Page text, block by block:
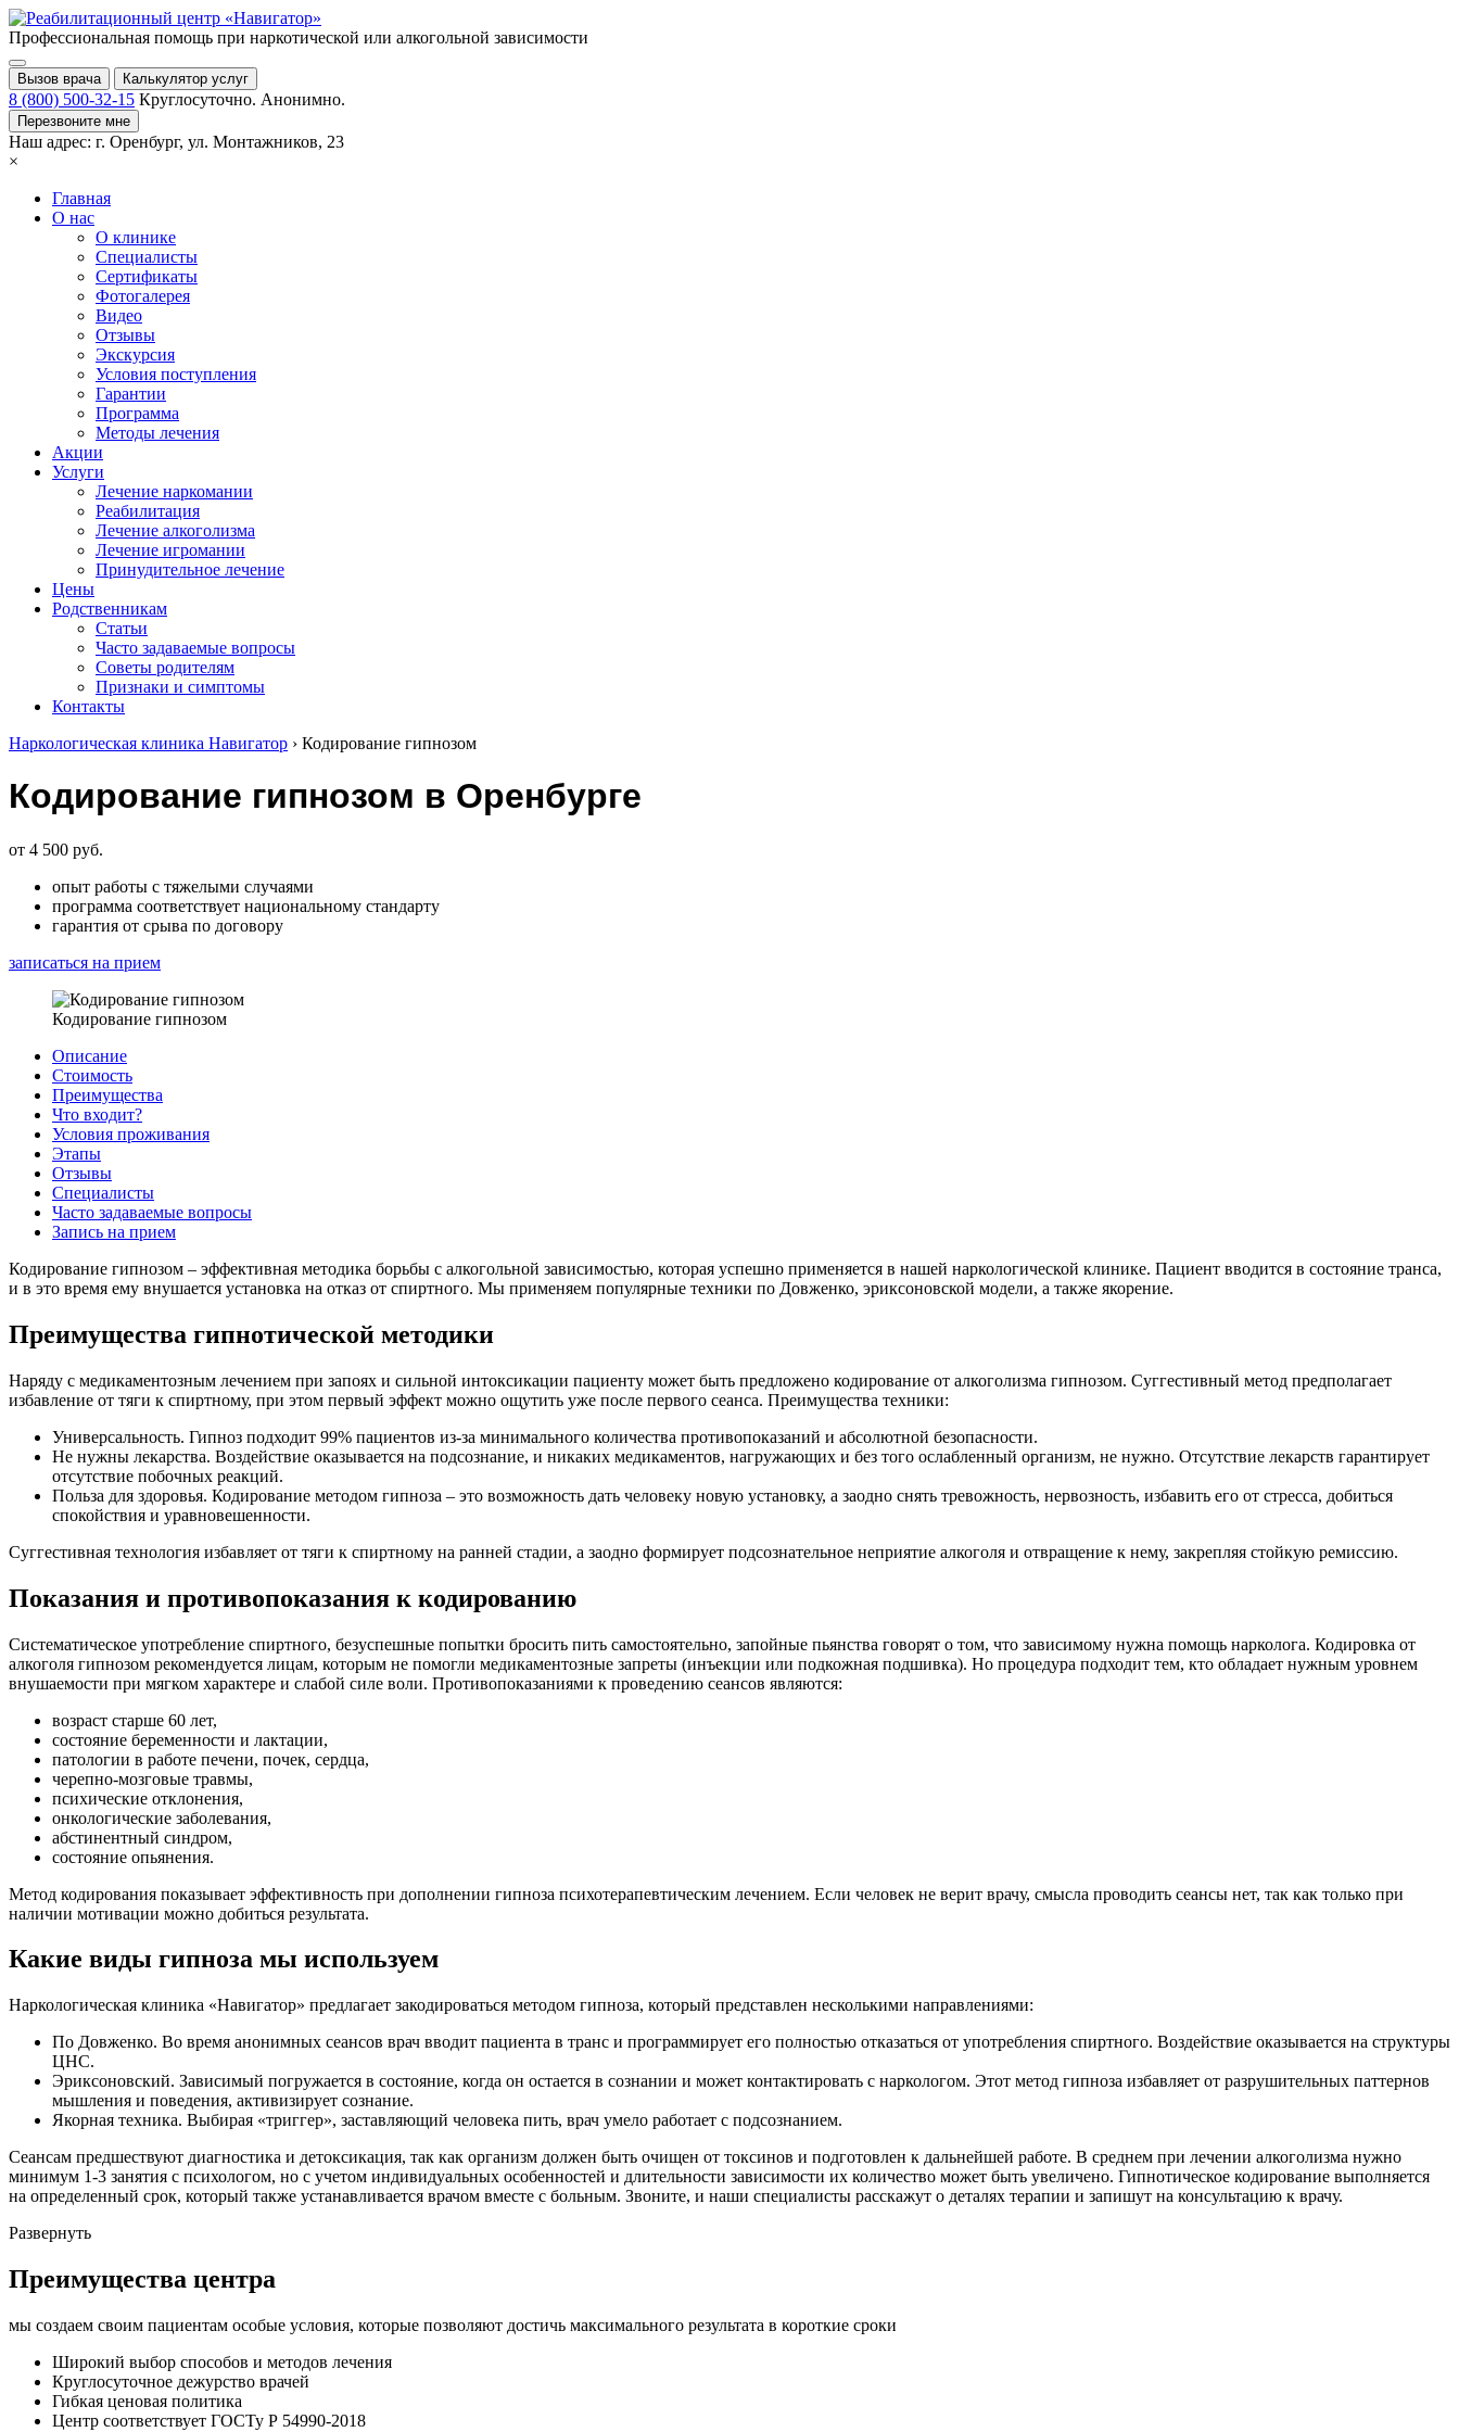
Профессиональная помощь при наркотической или алкогольной зависимости
Вызов врача Калькулятор услуг
8 (800) 500-32-15 Круглосуточно. Анонимно.
Перезвоните мне
Наш адрес: г. Оренбург, ул. Монтажников, 23
×
Главная
О нас
О клинике
Специалисты
Сертификаты
Фотогалерея
Видео
Отзывы
Экскурсия
Условия поступления
Гарантии
Программа
Методы лечения
Акции
Услуги
Лечение наркомании
Реабилитация
Лечение алкоголизма
Лечение игромании
Принудительное лечение
Цены
Родственникам
Статьи
Часто задаваемые вопросы
Советы родителям
Признаки и симптомы
Контакты
Наркологическая клиника Навигатор › Кодирование гипнозом
Кодирование гипнозом в Оренбурге
от 4 500 руб.
опыт работы с тяжелыми случаями
программа соответствует национальному стандарту
гарантия от срыва по договору
записаться на прием
Кодирование гипнозом
Описание
Стоимость
Преимущества
Что входит?
Условия проживания
Этапы
Отзывы
Специалисты
Часто задаваемые вопросы
Запись на прием
Кодирование гипнозом – эффективная методика борьбы с алкогольной зависимостью, которая успешно применяется в нашей наркологической клинике. Пациент вводится в состояние транса,
и в это время ему внушается установка на отказ от спиртного. Мы применяем популярные техники по Довженко, эриксоновской модели, а также якорение.
Преимущества гипнотической методики
Наряду с медикаментозным лечением при запоях и сильной интоксикации пациенту может быть предложено кодирование от алкоголизма гипнозом. Суггестивный метод предполагает
избавление от тяги к спиртному, при этом первый эффект можно ощутить уже после первого сеанса. Преимущества техники:
Универсальность. Гипноз подходит 99% пациентов из-за минимального количества противопоказаний и абсолютной безопасности.
Не нужны лекарства. Воздействие оказывается на подсознание, и никаких медикаментов, нагружающих и без того ослабленный организм, не нужно. Отсутствие лекарств гарантирует
отсутствие побочных реакций.
Польза для здоровья. Кодирование методом гипноза – это возможность дать человеку новую установку, а заодно снять тревожность, нервозность, избавить его от стресса, добиться
спокойствия и уравновешенности.
Суггестивная технология избавляет от тяги к спиртному на ранней стадии, а заодно формирует подсознательное неприятие алкоголя и отвращение к нему, закрепляя стойкую ремиссию.
Показания и противопоказания к кодированию
Систематическое употребление спиртного, безуспешные попытки бросить пить самостоятельно, запойные пьянства говорят о том, что зависимому нужна помощь нарколога. Кодировка от
алкоголя гипнозом рекомендуется лицам, которым не помогли медикаментозные запреты (инъекции или подкожная подшивка). Но процедура подходит тем, кто обладает нужным уровнем
внушаемости при мягком характере и слабой силе воли. Противопоказаниями к проведению сеансов являются:
возраст старше 60 лет,
состояние беременности и лактации,
патологии в работе печени, почек, сердца,
черепно-мозговые травмы,
психические отклонения,
онкологические заболевания,
абстинентный синдром,
состояние опьянения.
Метод кодирования показывает эффективность при дополнении гипноза психотерапевтическим лечением. Если человек не верит врачу, смысла проводить сеансы нет, так как только при
наличии мотивации можно добиться результата.
Какие виды гипноза мы используем
Наркологическая клиника «Навигатор» предлагает закодироваться методом гипноза, который представлен несколькими направлениями:
По Довженко. Во время анонимных сеансов врач вводит пациента в транс и программирует его полностью отказаться от употребления спиртного. Воздействие оказывается на структуры
ЦНС.
Эриксоновский. Зависимый погружается в состояние, когда он остается в сознании и может контактировать с наркологом. Этот метод гипноза избавляет от разрушительных паттернов
мышления и поведения, активизирует сознание.
Якорная техника. Выбирая «триггер», заставляющий человека пить, врач умело работает с подсознанием.
Сеансам предшествуют диагностика и детоксикация, так как организм должен быть очищен от токсинов и подготовлен к дальнейшей работе. В среднем при лечении алкоголизма нужно
минимум 1-3 занятия с психологом, но с учетом индивидуальных особенностей и длительности зависимости их количество может быть увеличено. Гипнотическое кодирование выполняется
на определенный срок, который также устанавливается врачом вместе с больным. Звоните, и наши специалисты расскажут о деталях терапии и запишут на консультацию к врачу.
Развернуть
Преимущества центра
мы создаем своим пациентам особые условия, которые позволяют достичь максимального результата в короткие сроки
Широкий выбор способов и методов лечения
Круглосуточное дежурство врачей
Гибкая ценовая политика
Центр соответствует ГОСТу Р 54990-2018